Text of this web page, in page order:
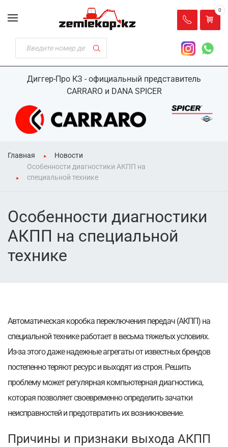
Диггер-Про КЗ - официальный представитель
CARRARO и DANA SPICER
0
Главная
Новости
Особенности диагностики АКПП на
специальной технике
Особенности диагностики
АКПП на специальной
технике
Автоматическая коробка переключения передач (АКПП) на
специальной технике работает в весьма тяжелых условиях.
Из-за этого даже надежные агрегаты от известных брендов
постепенно теряют ресурс и выходят из строя. Решить
проблему может регулярная компьютерная диагностика,
которая позволяет своевременно определить зачатки
неисправностей и предотвратить их возникновение.
Причины и признаки выхода АКПП